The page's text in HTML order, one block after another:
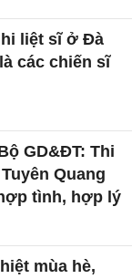
liệt sĩ ở Đà
các chiến sĩ
GD&ĐT: Thi
Quang
tình, hợp lý
mùa hè,